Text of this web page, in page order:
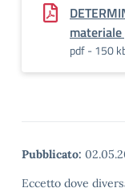
pdf - 150
Pubblicato:
Eccetto dove